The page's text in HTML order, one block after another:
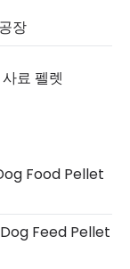
장
료 펠렛
Food Pellet
Feed Pellet